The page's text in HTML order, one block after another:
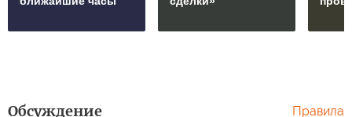
Обсуждение Правила